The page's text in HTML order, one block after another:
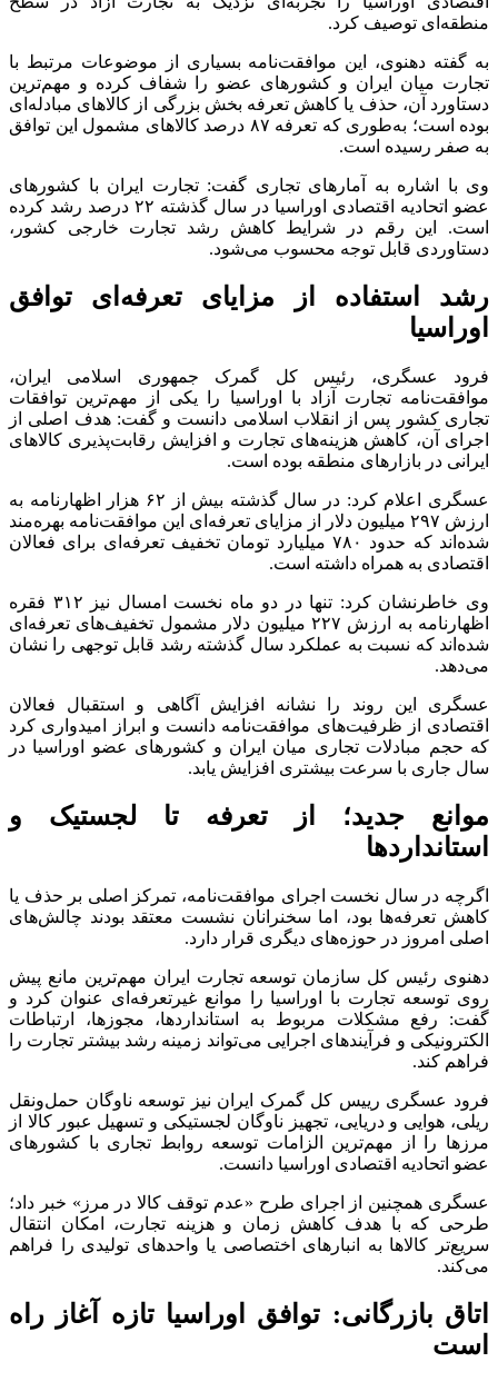
منطقه‌ای توصیف کرد.
به گفته دهنوی، این موافقت‌نامه بسیاری از موضوعات مرتبط با
تجارت میان ایران و کشور‌های عضو را شفاف کرده و مهم‌ترین
دستاورد آن، حذف یا کاهش تعرفه بخش بزرگی از کالا‌های مبادله‌ای
بوده است؛ به‌طوری که تعرفه ۸۷ درصد کالا‌های مشمول این توافق
به صفر رسیده است.
وی با اشاره به آمار‌های تجاری گفت: تجارت ایران با کشور‌های
عضو اتحادیه اقتصادی اوراسیا در سال گذشته ۲۲ درصد رشد کرده
است. این رقم در شرایط کاهش رشد تجارت خارجی کشور،
دستاوردی قابل توجه محسوب می‌شود.
رشد استفاده از مزایای تعرفه‌ای توافق
اوراسیا
فرود عسگری، رئیس کل گمرک جمهوری اسلامی ایران،
موافقت‌نامه تجارت آزاد با اوراسیا را یکی از مهم‌ترین توافقات
تجاری کشور پس از انقلاب اسلامی دانست و گفت: هدف اصلی از
اجرای آن، کاهش هزینه‌های تجارت و افزایش رقابت‌پذیری کالا‌های
ایرانی در بازار‌های منطقه بوده است.
عسگری اعلام کرد: در سال گذشته بیش از ۶۲ هزار اظهارنامه به
ارزش ۲۹۷ میلیون دلار از مزایای تعرفه‌ای این موافقت‌نامه بهره‌مند
شده‌اند که حدود ۷۸۰ میلیارد تومان تخفیف تعرفه‌ای برای فعالان
اقتصادی به همراه داشته است.
وی خاطرنشان کرد: تنها در دو ماه نخست امسال نیز ۳۱۲ فقره
اظهارنامه به ارزش ۲۲۷ میلیون دلار مشمول تخفیف‌های تعرفه‌ای
شده‌اند که نسبت به عملکرد سال گذشته رشد قابل توجهی را نشان
می‌دهد.
عسگری این روند را نشانه افزایش آگاهی و استقبال فعالان
اقتصادی از ظرفیت‌های موافقت‌نامه دانست و ابراز امیدواری کرد
که حجم مبادلات تجاری میان ایران و کشور‌های عضو اوراسیا در
سال جاری با سرعت بیشتری افزایش یابد.
موانع جدید؛ از تعرفه تا لجستیک و
استاندارد‌ها
اگرچه در سال نخست اجرای موافقت‌نامه، تمرکز اصلی بر حذف یا
کاهش تعرفه‌ها بود، اما سخنرانان نشست معتقد بودند چالش‌های
اصلی امروز در حوزه‌های دیگری قرار دارد.
دهنوی رئیس کل سازمان توسعه تجارت ایران مهم‌ترین مانع پیش
روی توسعه تجارت با اوراسیا را موانع غیرتعرفه‌ای عنوان کرد و
گفت: رفع مشکلات مربوط به استانداردها، مجوزها، ارتباطات
الکترونیکی و فرآیند‌های اجرایی می‌تواند زمینه رشد بیشتر تجارت را
فراهم کند.
فرود عسگری رییس کل گمرک ایران نیز توسعه ناوگان حمل‌ونقل
ریلی، هوایی و دریایی، تجهیز ناوگان لجستیکی و تسهیل عبور کالا از
مرز‌ها را از مهم‌ترین الزامات توسعه روابط تجاری با کشور‌های
عضو اتحادیه اقتصادی اوراسیا دانست.
عسگری همچنین از اجرای طرح «عدم توقف کالا در مرز» خبر داد؛
طرحی که با هدف کاهش زمان و هزینه تجارت، امکان انتقال
سریع‌تر کالا‌ها به انبار‌های اختصاصی یا واحد‌های تولیدی را فراهم
می‌کند.
اتاق بازرگانی: توافق اوراسیا تازه آغاز راه
است